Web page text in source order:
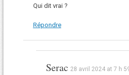
Qui dit vrai ?
Répondre
Serac 28 avril 2024 at 7 h